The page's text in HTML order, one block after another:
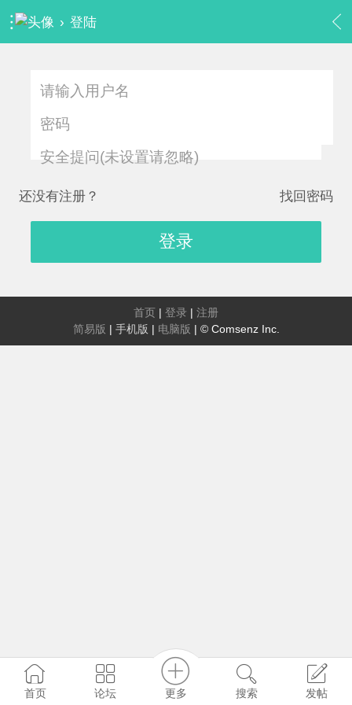
› 登陆
安全提问(未设置请忽略)
还没有注册？ 找回密码
登录
首页 | 登录 | 注册
简易版 | 手机版 | 电脑版 | © Comsenz Inc.
首页 论坛 更多 搜索 发帖